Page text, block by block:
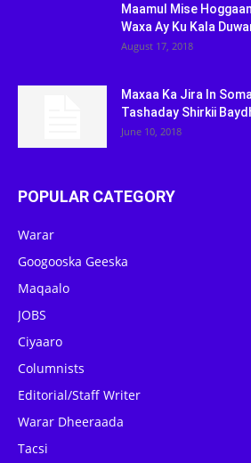
Maamul Mise
Waxa Ay Ku Kala
August 17, 2018
Maxaa Ka Jira In
Tashaday Shirkii
June 10, 2018
POPULAR CATEGORY
Warar
Googooska Geeska
Maqaalo
JOBS
Ciyaaro
Columnists
Editorial/Staff Writer
Warar Dheeraada
Tacsi